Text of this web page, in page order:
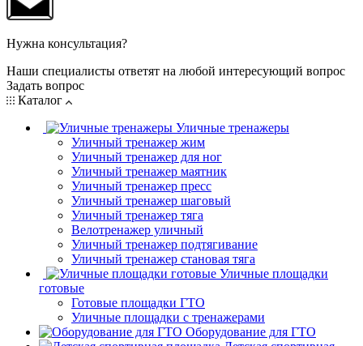
Нужна консультация?
Наши специалисты ответят на любой интересующий вопрос
Задать вопрос
Каталог
Уличные тренажеры
Уличный тренажер жим
Уличный тренажер для ног
Уличный тренажер маятник
Уличный тренажер пресс
Уличный тренажер шаговый
Уличный тренажер тяга
Велотренажер уличный
Уличный тренажер подтягивание
Уличный тренажер становая тяга
Уличные площадки
готовые
Готовые площадки ГТО
Уличные площадки с тренажерами
Оборудование для ГТО